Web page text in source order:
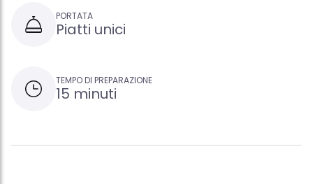
PORTATA
Piatti unici
TEMPO DI PREPARAZIONE
15 minuti